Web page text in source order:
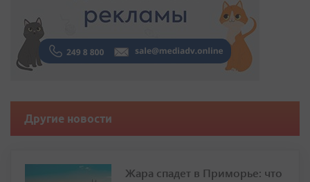
Другие новости
Жара спадет в Приморье: что